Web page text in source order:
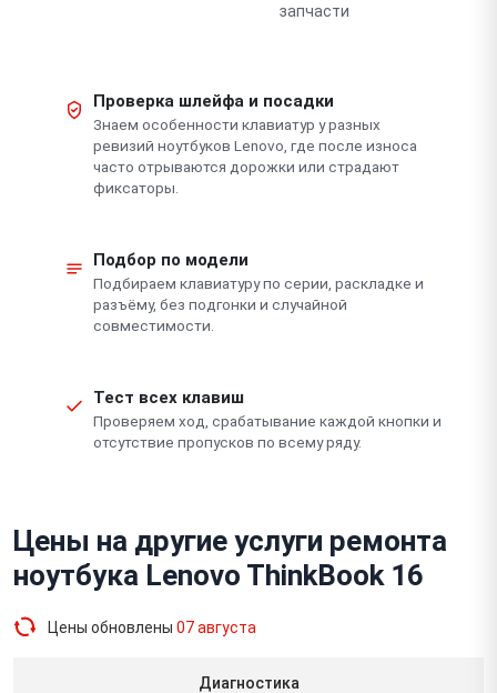
запчасти
Проверка шлейфа и посадки
Знаем особенности клавиатур у разных
ревизий ноутбуков Lenovo, где после износа
часто отрываются дорожки или страдают
фиксаторы.
Подбор по модели
Подбираем клавиатуру по серии, раскладке и
разъёму, без подгонки и случайной
совместимости.
Тест всех клавиш
Проверяем ход, срабатывание каждой кнопки и
отсутствие пропусков по всему ряду.
Цены на другие услуги ремонта
ноутбука Lenovo ThinkBook 16
Цены обновлены 07 августа
Диагностика